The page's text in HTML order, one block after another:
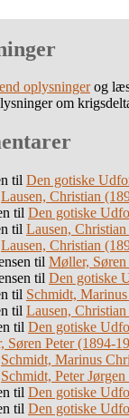
oplysningerog læs
om
til Den gotiske
Lausen, Christian
til Den gotiske
til Lausen,
Lausen, Christian
til Møller,
til Den gotiske
til Schmidt,
til Lausen,
til Den gotiske
Søren Peter (1894-
Schmidt, Marinus
Schmidt, Peter
til Den gotiske
til Den gotiske